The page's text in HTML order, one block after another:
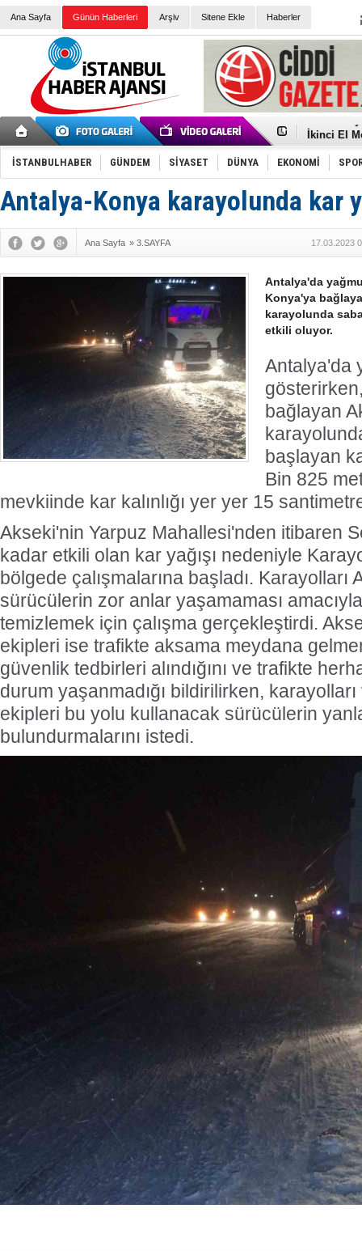
Ana Sayfa Günün Haberleri Arşiv Sitene Ekle Haberler
Elena
Düşük
Töreninde
İkinci El
Guguk
Sneaker
Erkek
Tommy
Yeri
Ceza
Kayyum
Kemal
'Kurultay
İtalyan
İSTANBULHABER GÜNDEM SİYASET DÜNYA EKONOMİ
Antalya-Konya karayolunda kar
Ana Sayfa » 3.SAYFA 17.03.2023
Antalya'da
Konya'ya
karayolunda
etkili oluyor.
Antalya'da
bağlayan
başlayan
Bin 825
mevkiinde kar kalınlığı yer yer 15
Akseki'nin Yarpuz Mahallesi'nden itibaren
kadar etkili olan kar yağışı nedeniyle
bölgede çalışmalarına başladı. Karayolları
sürücülerin zor anlar yaşamaması
temizlemek için çalışma gerçekleştirdi.
ekipleri ise trafikte aksama meydana
güvenlik tedbirleri alındığını ve trafikte
durum yaşanmadığı bildirilirken,
ekipleri bu yolu kullanacak sürücülerin
bulundurmalarını istedi.